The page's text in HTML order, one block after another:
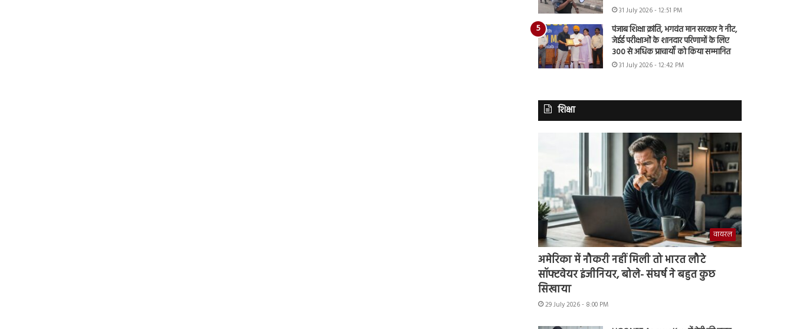
31 July 2026 - 12:51 PM
पंजाब शिक्षा क्रांति, भगवंत मान सरकार ने नीट,
जेईई परीक्षाओं के शानदार परिणामों के लिए
300 से अधिक प्राचार्यों को किया सम्मानित
31 July 2026 - 12:42 PM
शिक्षा
वायरल
अमेरिका में नौकरी नहीं मिली तो भारत लौटे
सॉफ्टवेयर इंजीनियर, बोले- संघर्ष ने बहुत कुछ
सिखाया
29 July 2026 - 8:00 PM